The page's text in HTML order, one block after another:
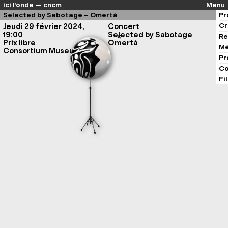
ici l’onde — cncm
Menu
Selected by Sabotage – Omertà
Jeudi 29 février 2024,
19:00
Prix libre
Consortium Museum
Concert
Selected by Sabotage
Omertà